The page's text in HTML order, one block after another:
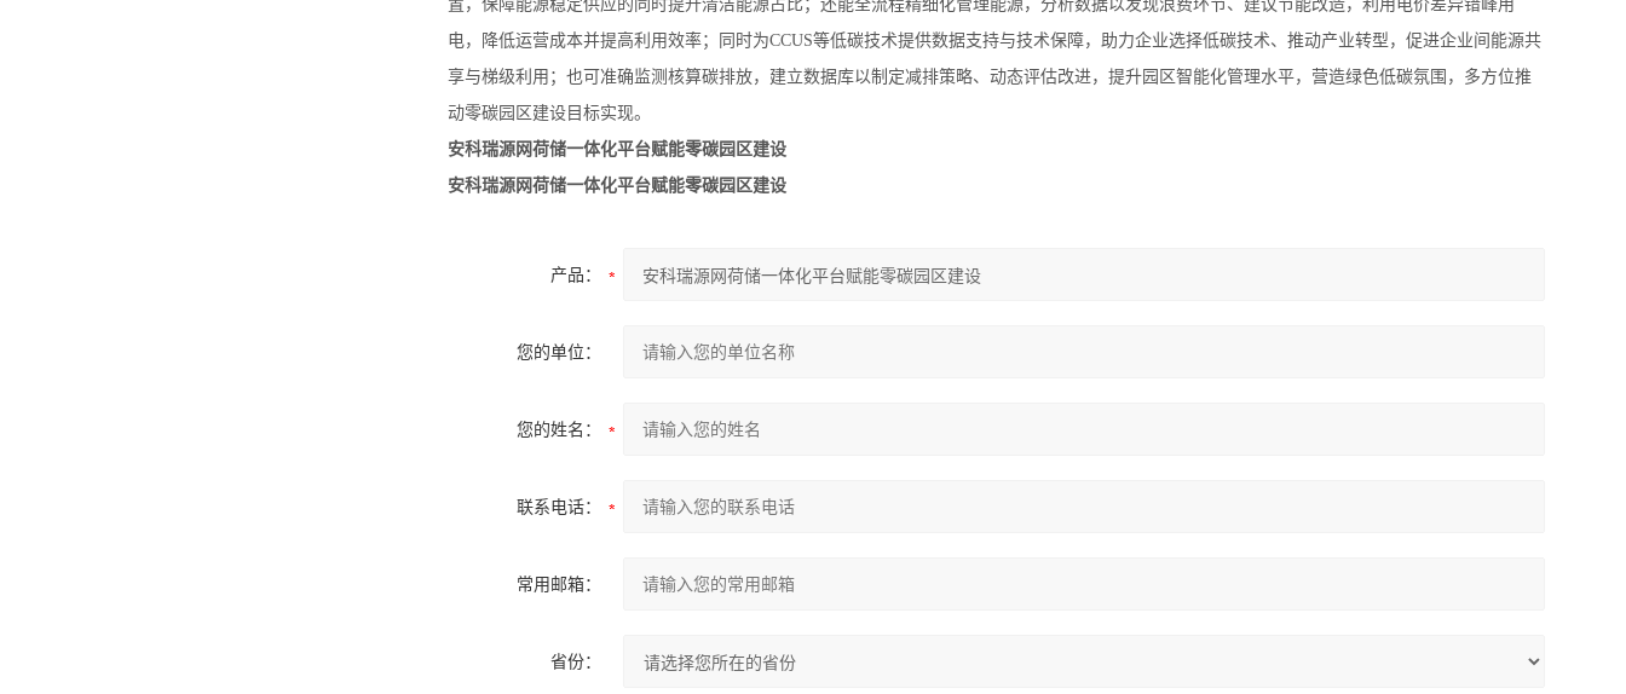
置，保障能源稳定供应的同时提升清洁能源占比；还能全流程精细化管理能源，分析数据以发现浪费环节、建议节能改造，利用电价差异错峰用
电，降低运营成本并提高利用效率；同时为CCUS等低碳技术提供数据支持与技术保障，助力企业选择低碳技术、推动产业转型，促进企业间能源共
享与梯级利用；也可准确监测核算碳排放，建立数据库以制定减排策略、动态评估改进，提升园区智能化管理水平，营造绿色低碳氛围，多方位推
动零碳园区建设目标实现。
安科瑞源网荷储一体化平台赋能零碳园区建设
安科瑞源网荷储一体化平台赋能零碳园区建设
产品：
您的单位：
您的姓名：
联系电话：
常用邮箱：
省份：